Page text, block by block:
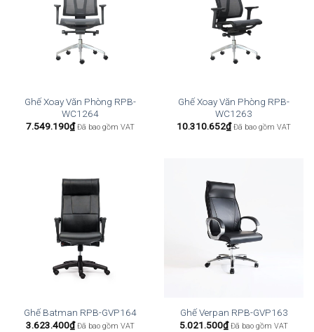
Ghế Xoay Văn Phòng RPB-
WC1264
7.549.190₫ Đã bao gồm VAT
Ghế Xoay Văn Phòng RPB-
WC1263
10.310.652₫ Đã bao gồm VAT
Ghế Batman RPB-GVP164
3.623.400₫ Đã bao gồm VAT
Ghế Verpan RPB-GVP163
5.021.500₫ Đã bao gồm VAT